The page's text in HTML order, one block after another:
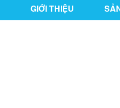
GIỚI THIỆU